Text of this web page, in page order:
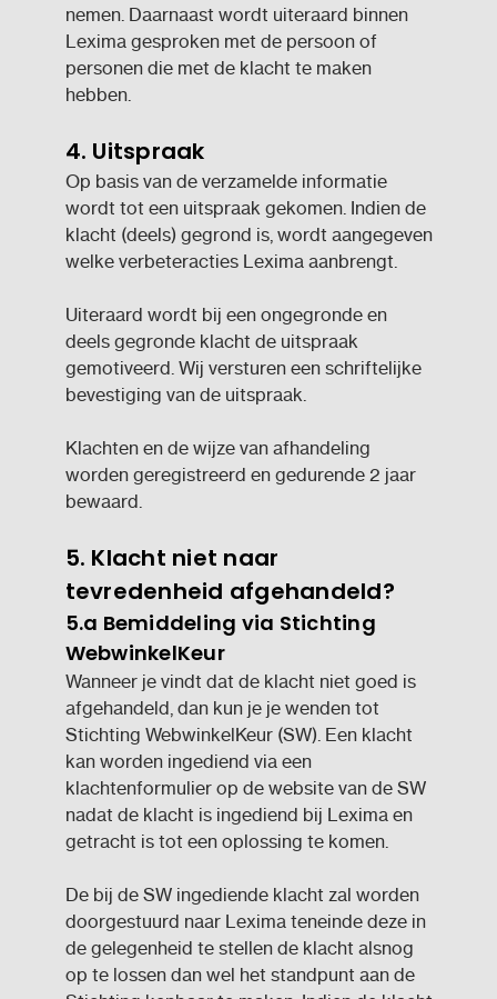
nemen. Daarnaast wordt uiteraard binnen
Lexima gesproken met de persoon of
personen die met de klacht te maken
hebben.
4. Uitspraak
Op basis van de verzamelde informatie
wordt tot een uitspraak gekomen. Indien de
klacht (deels) gegrond is, wordt aangegeven
welke verbeteracties Lexima aanbrengt.
Uiteraard wordt bij een ongegronde en
deels gegronde klacht de uitspraak
gemotiveerd. Wij versturen een schriftelijke
bevestiging van de uitspraak.
Klachten en de wijze van afhandeling
worden geregistreerd en gedurende 2 jaar
bewaard.
5. Klacht niet naar
tevredenheid afgehandeld?
5.a Bemiddeling via Stichting
WebwinkelKeur
Wanneer je vindt dat de klacht niet goed is
afgehandeld, dan kun je je wenden tot
Stichting WebwinkelKeur (SW). Een klacht
kan worden ingediend via een
klachtenformulier op de website van de SW
nadat de klacht is ingediend bij Lexima en
getracht is tot een oplossing te komen.
De bij de SW ingediende klacht zal worden
doorgestuurd naar Lexima teneinde deze in
de gelegenheid te stellen de klacht alsnog
op te lossen dan wel het standpunt aan de